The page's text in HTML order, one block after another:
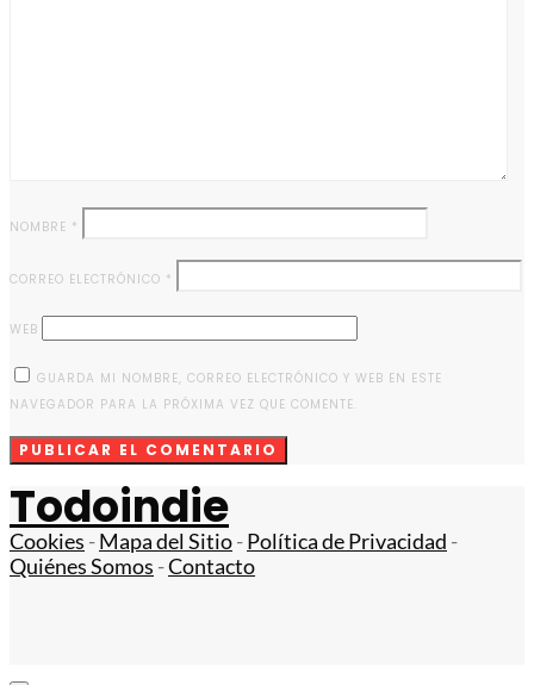
NOMBRE *
CORREO ELECTRÓNICO *
WEB
GUARDA MI NOMBRE, CORREO ELECTRÓNICO Y WEB EN ESTE
NAVEGADOR PARA LA PRÓXIMA VEZ QUE COMENTE.
Todoindie
Cookies -Mapa del Sitio-Política de Privacidad -
Quiénes Somos -Contacto